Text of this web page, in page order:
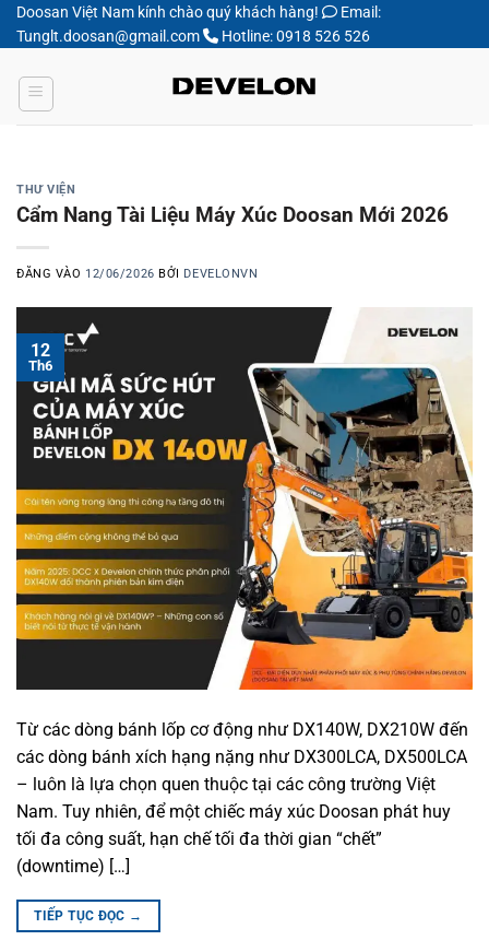
Bỏ
qua
dung
Doosan Việt Nam kính chào quý khách hàng!
Email:
Tunglt.doosan@gmail.com
Hotline: 0918 526 526
THƯ VIỆN
Cẩm Nang Tài Liệu Máy Xúc Doosan Mới 2026
ĐĂNG VÀO 12/06/2026 BỞI DEVELONVN
12
Th6
Từ các dòng bánh lốp cơ động như DX140W, DX210W đến
các dòng bánh xích hạng nặng như DX300LCA, DX500LCA
– luôn là lựa chọn quen thuộc tại các công trường Việt
Nam. Tuy nhiên, để một chiếc máy xúc Doosan phát huy
tối đa công suất, hạn chế tối đa thời gian “chết”
(downtime) […]
TIẾP TỤC ĐỌC →